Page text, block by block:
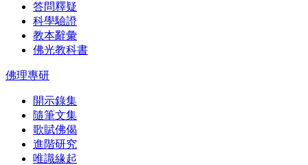
答問釋疑
科學驗證
教本辭彙
佛光教科書
佛理專研
開示錄集
隨筆文集
歌賦佛偈
進階研究
唯識緣起